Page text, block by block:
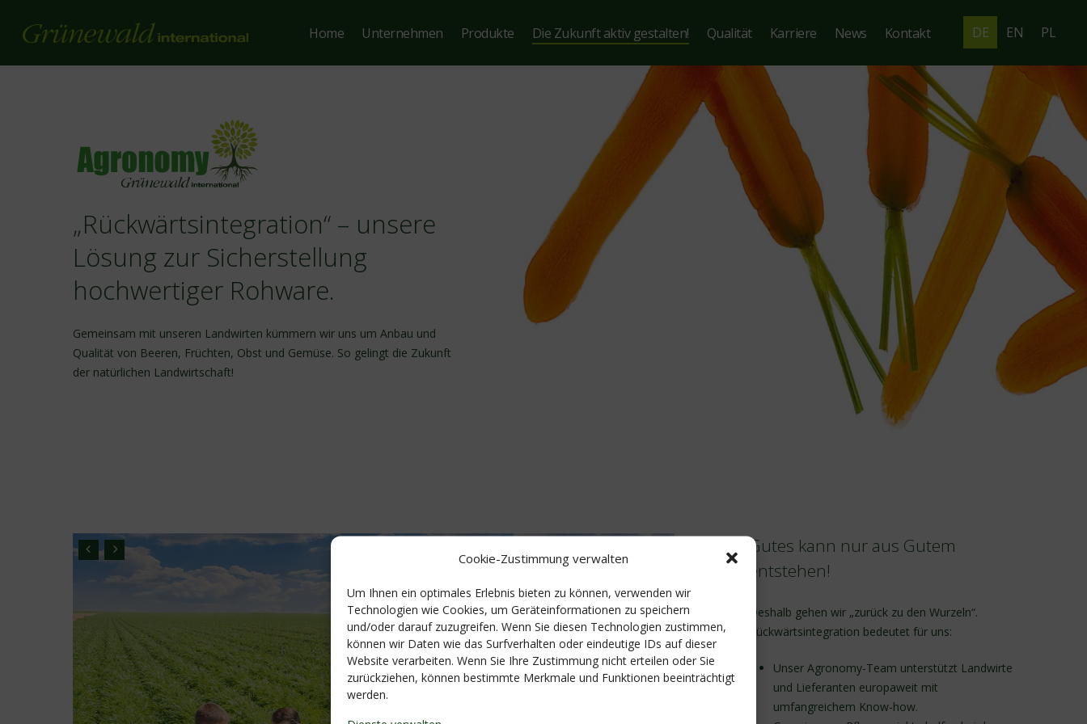
Cookie-Zustimmung verwalten
Um Ihnen ein optimales Erlebnis bieten zu können, verwenden wir
Technologien wie Cookies, um Geräteinformationen zu speichern
und/oder darauf zuzugreifen. Wenn Sie diesen Technologien zustimmen,
können wir Daten wie das Surfverhalten oder eindeutige IDs auf dieser
Website verarbeiten. Wenn Sie Ihre Zustimmung nicht erteilen oder Sie
zurückziehen, können bestimmte Merkmale und Funktionen beeinträchtigt
werden.
content
Home Unternehmen Produkte Die Zukunft aktiv gestalten! Qualität Karriere News Kontakt DE EN PL
„Rückwärtsintegration“ – unsere
Lösung zur Sicherstellung
hochwertiger Rohware.
Gemeinsam mit unseren Landwirten kümmern wir uns um Anbau und
Qualität von Beeren, Früchten, Obst und Gemüse. So gelingt die Zukunft
der natürlichen Landwirtschaft!
Gutes kann nur aus Gutem
entstehen!
Deshalb gehen wir „zurück zu den Wurzeln“.
Rückwärtsintegration bedeutet für uns:
Unser Agronomy-Team unterstützt Landwirte
und Lieferanten europaweit mit
umfangreichem Know-how.